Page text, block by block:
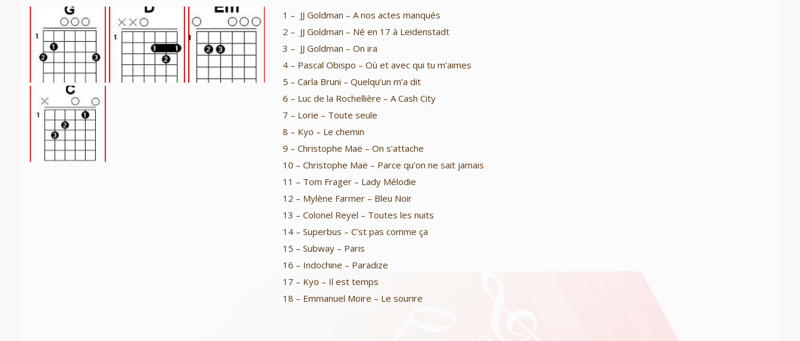
1 – JJ Goldman – A nos actes manqués
2 – JJ Goldman – Né en 17 à Leidenstadt
3 – JJ Goldman – On ira
4 – Pascal Obispo – Où et avec qui tu m’aimes
5 – Carla Bruni – Quelqu’un m’a dit
6 – Luc de la Rochellière – A Cash City
7 – Lorie – Toute seule
8 – Kyo – Le chemin
9 – Christophe Maë – On s’attache
10 – Christophe Maë – Parce qu’on ne sait jamais
11 – Tom Frager – Lady Mélodie
12 – Mylène Farmer – Bleu Noir
13 – Colonel Reyel – Toutes les nuits
14 – Superbus – C’st pas comme ça
15 – Subway – Paris
16 – Indochine – Paradize
17 – Kyo – Il est temps
18 – Emmanuel Moire – Le sourire